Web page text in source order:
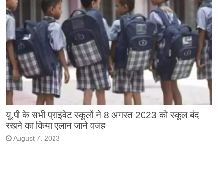
यू.पी के सभी प्राइवेट स्कूलों ने 8 अगस्त 2023 को स्कूल बंद
रखने का किया एलान जाने वजह
August 7, 2023